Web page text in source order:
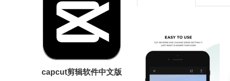
capcut剪辑软件中文版